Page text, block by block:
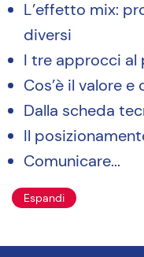
L’effetto mix:
diversi
I tre approcci al
Cos’è il valore
Dalla scheda
Il
Comunicare...
Espandi